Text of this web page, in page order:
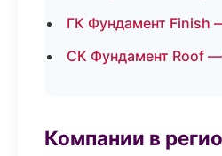
ГК Фундамент Finish
СК Фундамент Roof
Компании в